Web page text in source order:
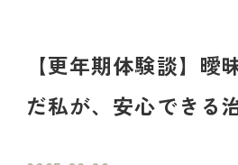
【更年期体験談】曖
だ私が、安心できる